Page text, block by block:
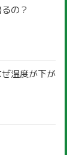
の？
温度が下が